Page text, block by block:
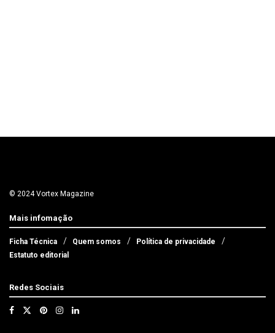
© 2024 Vortex Magazine
Mais infomação
Ficha Técnica Quem somos
Política de privacidade
Estatuto editorial
Redes Sociais